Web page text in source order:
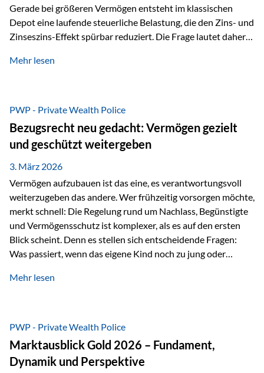
Gerade bei größeren Vermögen entsteht im klassischen
Depot eine laufende steuerliche Belastung, die den Zins- und
Zinseszins-Effekt spürbar reduziert. Die Frage lautet daher:
nicht laufend Kapital entziehen – sondern möglichst lange im
Privatdepot fallen an: Abgeltungssteuer Fondsbesteuerung
(Vorabpauschale, Teilfreistellung) Kein steuerlicher Abzug
der Vermögensverwaltungs-Gebühren /
Depotbankgebühren Jährliches Steuerreporting erforderlich
Zinsen, Dividenden und Kursgewinne werden laufend
besteuert.
Mehr lesen
PWP - Private Wealth Police
Bezugsrecht neu gedacht: Vermögen gezielt
und geschützt weitergeben
3. März 2026
Vermögen aufzubauen ist das eine, es verantwortungsvoll
weiterzugeben das andere. Wer frühzeitig vorsorgen möchte,
merkt schnell: Die Regelung rund um Nachlass, Begünstigte
und Vermögensschutz ist komplexer, als es auf den ersten
Blick scheint. Denn es stellen sich entscheidende Fragen:
Was passiert, wenn das eigene Kind noch zu jung oder
verwalten? Wie kann verhindert werden, dass Ex-Partner,
unbürokratisch übertragen, ohne ausschließlich auf ein
Testament angewiesen zu sein? Wenn klassische Lösungen
nicht ausreichen Traditionelle Nachlassregelungen stoßen
oft…
Mehr lesen
PWP - Private Wealth Police
Marktausblick Gold 2026 – Fundament,
Dynamik und Perspektive